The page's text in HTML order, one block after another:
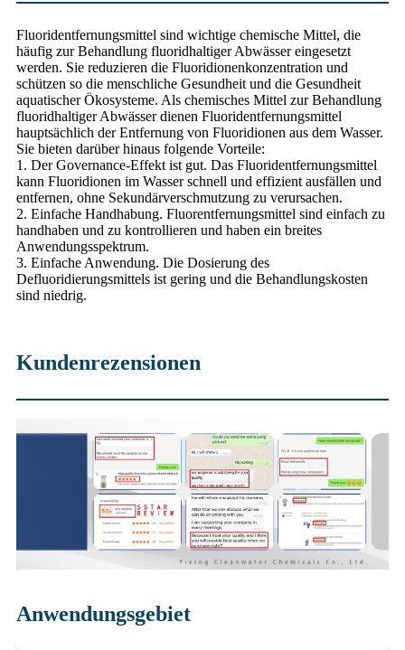
Fluoridentfernungsmittel sind wichtige chemische Mittel, die
häufig zur Behandlung fluoridhaltiger Abwässer eingesetzt
werden. Sie reduzieren die Fluoridionenkonzentration und
schützen so die menschliche Gesundheit und die Gesundheit
aquatischer Ökosysteme. Als chemisches Mittel zur Behandlung
fluoridhaltiger Abwässer dienen Fluoridentfernungsmittel
hauptsächlich der Entfernung von Fluoridionen aus dem Wasser.
Sie bieten darüber hinaus folgende Vorteile:
1. Der Governance-Effekt ist gut. Das Fluoridentfernungsmittel
kann Fluoridionen im Wasser schnell und effizient ausfällen und
entfernen, ohne Sekundärverschmutzung zu verursachen.
2. Einfache Handhabung. Fluorentfernungsmittel sind einfach zu
handhaben und zu kontrollieren und haben ein breites
Anwendungsspektrum.
3. Einfache Anwendung. Die Dosierung des
Defluoridierungsmittels ist gering und die Behandlungskosten
sind niedrig.
Kundenrezensionen
Anwendungsgebiet